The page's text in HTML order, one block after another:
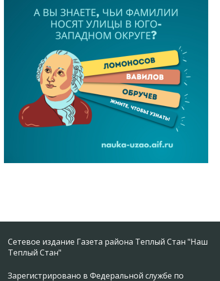
Сетевое издание Газета района Теплый Стан "Наш
Теплый Стан"
Зарегистрировано в Федеральной службе по